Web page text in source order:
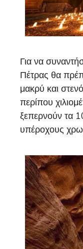
Για να
Πέτρας θα
μακρύ και
περίπου
ξεπερνούν τα
υπέροχους